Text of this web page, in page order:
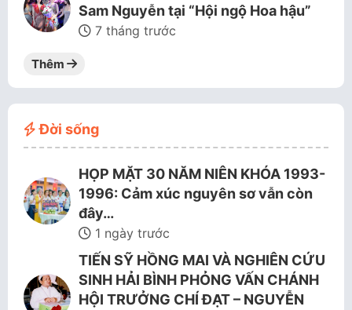
Sam Nguyễn tại “Hội ngộ Hoa hậu”
7 tháng trước
Thêm
Đời sống
HỌP MẶT 30 NĂM NIÊN KHÓA 1993-
1996: Cảm xúc nguyên sơ vẫn còn
đây…
1 ngày trước
TIẾN SỸ HỒNG MAI VÀ NGHIÊN CỨU
SINH HẢI BÌNH PHỎNG VẤN CHÁNH
HỘI TRƯỞNG CHÍ ĐẠT – NGUYỄN